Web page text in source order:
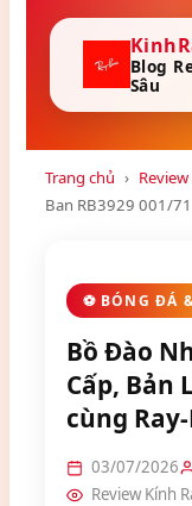
Blog
Sâu
Trang chủ ›
Ban RB3929 001/71
⚽ BÓNG ĐÁ
Bồ Đào
Cấp, Bản
cùng
03/07/2026
Review Kính